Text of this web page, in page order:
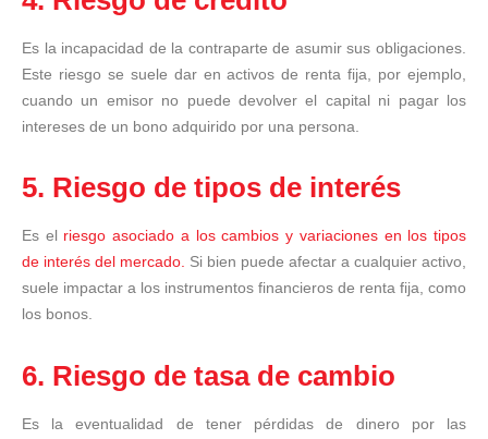
Es la incapacidad de la contraparte de asumir sus obligaciones.
Este riesgo se suele dar en activos de renta fija, por ejemplo,
cuando un emisor no puede devolver el capital ni pagar los
intereses de un bono adquirido por una persona.
5. Riesgo de tipos de interés
Es el riesgo asociado a los cambios y variaciones en los tipos
de interés del mercado. Si bien puede afectar a cualquier activo,
suele impactar a los instrumentos financieros de renta fija, como
los bonos.
6. Riesgo de tasa de cambio
Es la eventualidad de tener pérdidas de dinero por las